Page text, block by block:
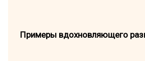
Примеры вдохновляющего